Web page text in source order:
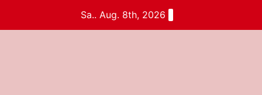
Sa.. Aug. 8th, 2026